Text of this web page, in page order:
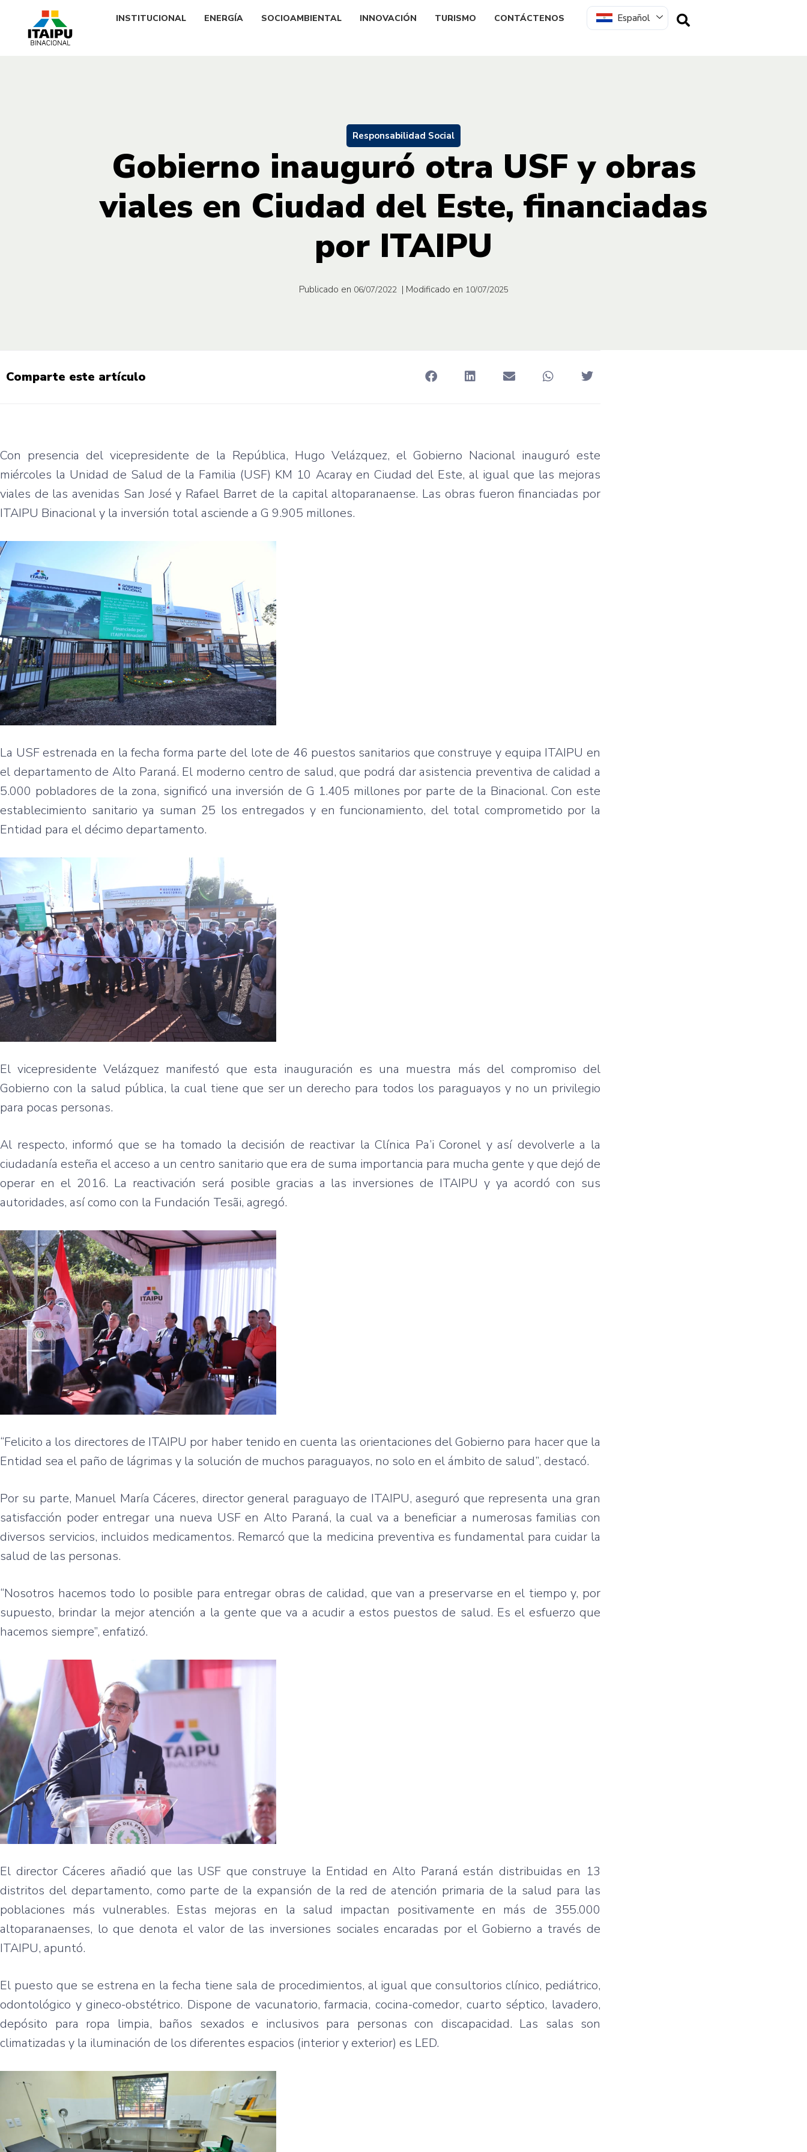
INSTITUCIONAL ENERGÍA SOCIOAMBIENTAL INNOVACIÓN TURISMO CONTÁCTENOS Español
Responsabilidad Social
Gobierno inauguró otra USF y obras
viales en Ciudad del Este, financiadas
por ITAIPU
Publicado en 06/07/2022 | Modificado en 10/07/2025
Comparte este artículo
Con presencia del vicepresidente de la República, Hugo Velázquez, el Gobierno Nacional inauguró este
miércoles la Unidad de Salud de la Familia (USF) KM 10 Acaray en Ciudad del Este, al igual que las mejoras
viales de las avenidas San José y Rafael Barret de la capital altoparanaense. Las obras fueron financiadas por
ITAIPU Binacional y la inversión total asciende a G 9.905 millones.
La USF estrenada en la fecha forma parte del lote de 46 puestos sanitarios que construye y equipa ITAIPU en
el departamento de Alto Paraná. El moderno centro de salud, que podrá dar asistencia preventiva de calidad a
5.000 pobladores de la zona, significó una inversión de G 1.405 millones por parte de la Binacional. Con este
establecimiento sanitario ya suman 25 los entregados y en funcionamiento, del total comprometido por la
Entidad para el décimo departamento.
El vicepresidente Velázquez manifestó que esta inauguración es una muestra más del compromiso del
Gobierno con la salud pública, la cual tiene que ser un derecho para todos los paraguayos y no un privilegio
para pocas personas.
Al respecto, informó que se ha tomado la decisión de reactivar la Clínica Pa’i Coronel y así devolverle a la
ciudadanía esteña el acceso a un centro sanitario que era de suma importancia para mucha gente y que dejó de
operar en el 2016. La reactivación será posible gracias a las inversiones de ITAIPU y ya acordó con sus
autoridades, así como con la Fundación Tesãi, agregó.
“Felicito a los directores de ITAIPU por haber tenido en cuenta las orientaciones del Gobierno para hacer que la
Entidad sea el paño de lágrimas y la solución de muchos paraguayos, no solo en el ámbito de salud”, destacó.
Por su parte, Manuel María Cáceres, director general paraguayo de ITAIPU, aseguró que representa una gran
satisfacción poder entregar una nueva USF en Alto Paraná, la cual va a beneficiar a numerosas familias con
diversos servicios, incluidos medicamentos. Remarcó que la medicina preventiva es fundamental para cuidar la
salud de las personas.
“Nosotros hacemos todo lo posible para entregar obras de calidad, que van a preservarse en el tiempo y, por
supuesto, brindar la mejor atención a la gente que va a acudir a estos puestos de salud. Es el esfuerzo que
hacemos siempre”, enfatizó.
El director Cáceres añadió que las USF que construye la Entidad en Alto Paraná están distribuidas en 13
distritos del departamento, como parte de la expansión de la red de atención primaria de la salud para las
poblaciones más vulnerables. Estas mejoras en la salud impactan positivamente en más de 355.000
altoparanaenses, lo que denota el valor de las inversiones sociales encaradas por el Gobierno a través de
ITAIPU, apuntó.
El puesto que se estrena en la fecha tiene sala de procedimientos, al igual que consultorios clínico, pediátrico,
odontológico y gineco-obstétrico. Dispone de vacunatorio, farmacia, cocina-comedor, cuarto séptico, lavadero,
depósito para ropa limpia, baños sexados e inclusivos para personas con discapacidad. Las salas son
climatizadas y la iluminación de los diferentes espacios (interior y exterior) es LED.